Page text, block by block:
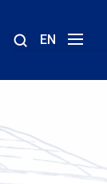
EN